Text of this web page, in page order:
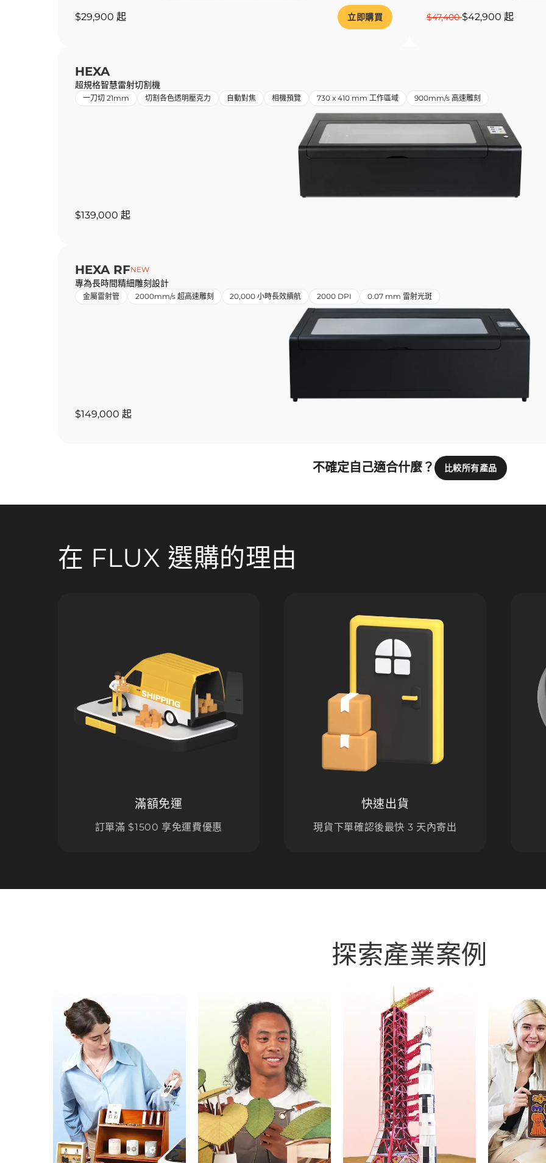
$29,900 起 立即購買 $47,400$42,900 起
HEXA
超規格智慧雷射切割機
一刀切 21mm 切割各色透明壓克力 自動對焦 相機預覽 730 x 410 mm 工作區域 900mm/s 高速雕刻
$139,000 起
HEXA RFNEW
專為長時間精細雕刻設計
金屬雷射管 2000mm/s 超高速雕刻 20,000 小時長效續航 2000 DPI 0.07 mm 雷射光斑
$149,000 起
不確定自己適合什麼？ 比較所有產品
在 FLUX 選購的理由
滿額免運
訂單滿 $1500 享免運費優惠
快速出貨
現貨下單確認後最快 3 天內寄出
探索產業案例